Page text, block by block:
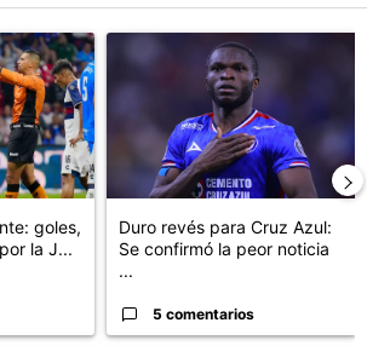
con el título "Cruz Azul 2-3 Atlante:
goles,
la J...
Un artículo de tendencia con
Duro revés para Cruz Azul:
Se confirmó la peor noticia
...
5 comentarios